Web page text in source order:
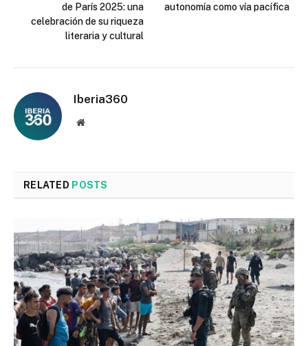
de París 2025: una
celebración de su riqueza
literaria y cultural
autonomía como vía pacífica
Iberia360
Website
RELATED POSTS